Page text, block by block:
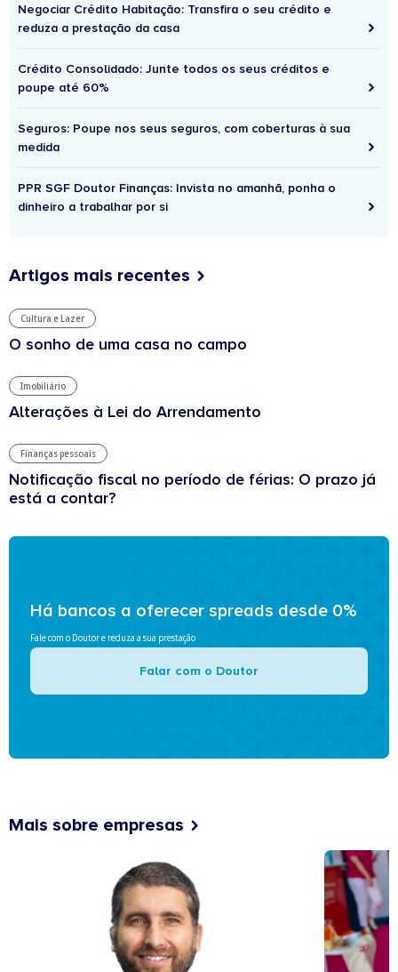
Negociar Crédito Habitação: Transfira o seu crédito e
reduza a prestação da casa
Crédito Consolidado: Junte todos os seus créditos e
poupe até 60%
Seguros: Poupe nos seus seguros, com coberturas à sua
medida
PPR SGF Doutor Finanças: Invista no amanhã, ponha o
dinheiro a trabalhar por si
Artigos mais recentes
Cultura e Lazer
O sonho de uma casa no campo
Imobiliário
Alterações à Lei do Arrendamento
Finanças pessoais
Notificação fiscal no período de férias: O prazo já
está a contar?
Há bancos a oferecer spreads desde 0%
Fale com o Doutor e reduza a sua prestação
Falar com o Doutor
Mais sobre empresas